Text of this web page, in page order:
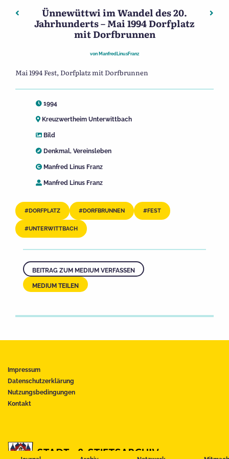
Beitragsnavigation
Vorheriger: Ünnewüttwi im Wandel des 20.
Ünnewüttwi im Wandel des 20.
Jahrhunderts – Mai 1994 Dorfplatz
mit Dorfbrunnen
von ManfredLinusFranz
Mai 1994 Fest, Dorfplatz mit Dorfbrunnen
1994
Kreuzwertheim Unterwittbach
Bild
Denkmal, Vereinsleben
Manfred Linus Franz
Manfred Linus Franz
DORFPLATZ DORFBRUNNEN FEST
UNTERWITTBACH
BEITRAG ZUM MEDIUM VERFASSEN
MEDIUM TEILEN
Impressum
Datenschutzerklärung
Nutzungsbedingungen
Kontakt